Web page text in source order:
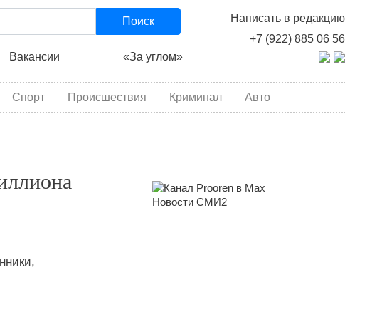
Написать в редакцию
+7 (922) 885 06 56
Поиск
Вакансии «За углом»
Спорт Происшествия Криминал Авто
Новости СМИ2